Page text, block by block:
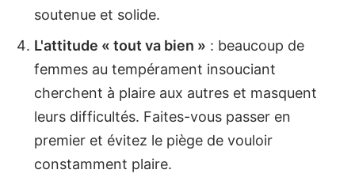
soutenue et solide.
L'attitude « tout va bien » : beaucoup de
femmes au tempérament insouciant
cherchent à plaire aux autres et masquent
leurs difficultés. Faites-vous passer en
premier et évitez le piège de vouloir
constamment plaire.